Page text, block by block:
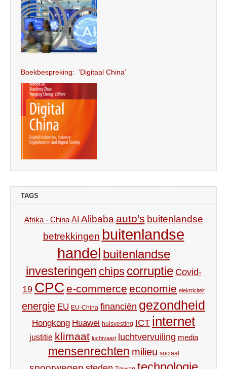
Boekbespreking: ‘Digitaal China’
TAGS
Afrika - China AI Alibaba auto's buitenlandse
betrekkingen buitenlandse
handel buitenlandse
investeringen chips corruptie Covid-
19 CPC e-commerce economie elektriciteit
energie EU EU-China financiën gezondheid
Hongkong Huawei huisvesting ICT internet
justitie klimaat luchtvaart luchtvervuiling media
mensenrechten milieu sociaal